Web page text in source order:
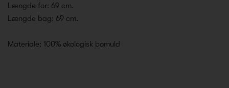
Længde for: 69 cm.
Længde bag: 69 cm.
Materiale: 100% økologisk bomuld